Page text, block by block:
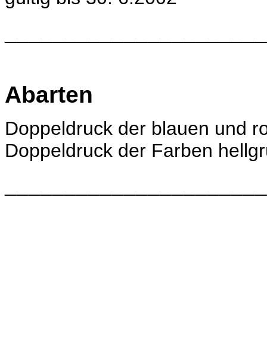
Abarten
Doppeldruck der blauen und
Doppeldruck der Farben